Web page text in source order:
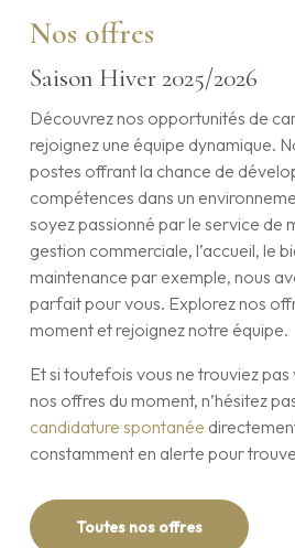
Nos offres
Saison Hiver 2025/2026
Découvrez nos opportunités de
rejoignez une équipe dynamique.
postes offrant la chance de
compétences dans un
soyez passionné par le service de
gestion commerciale, l’accueil, le
maintenance par exemple, nous
parfait pour vous. Explorez nos
moment et rejoignez notre équipe.
Et si toutefois vous ne trouviez
nos offres du moment, n’hésitez
candidature spontanée
constamment en alerte pour
Toutes nos offres